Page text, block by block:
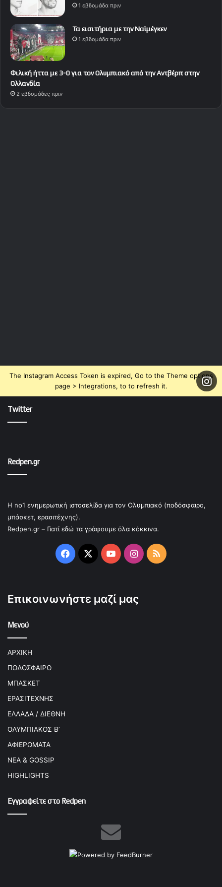
1 εβδομάδα πριν
Τα εισιτήρια με την Ναϊμέγκεν
1 εβδομάδα πριν
Φιλική ήττα με 3-0 για τον Ολυμπιακό από την Αντβέρπ στην
Ολλανδία
2 εβδομάδες πριν
The Instagram Access Token is expired, Go to the Theme options
page > Integrations, to to refresh it.
Twitter
Redpen.gr
Η no1 ενημερωτική ιστοσελίδα για τον Ολυμπιακό (ποδόσφαιρο,
μπάσκετ, ερασιτέχνης).
Redpen.gr – Γιατί εδώ τα γράφουμε όλα κόκκινα.
Facebook
X YouTubeInstagram
RSS
Επικοινωνήστε μαζί μας
Μενού
ΑΡΧΙΚΗ
ΠΟΔΟΣΦΑΙΡΟ
ΜΠΑΣΚΕΤ
ΕΡΑΣΙΤΕΧΝΗΣ
ΕΛΛΑΔΑ / ΔΙΕΘΝΗ
ΟΛΥΜΠΙΑΚΟΣ Β’
ΑΦΙΕΡΩΜΑΤΑ
ΝΕΑ & GOSSIP
HIGHLIGHTS
Εγγραφείτε στο Redpen